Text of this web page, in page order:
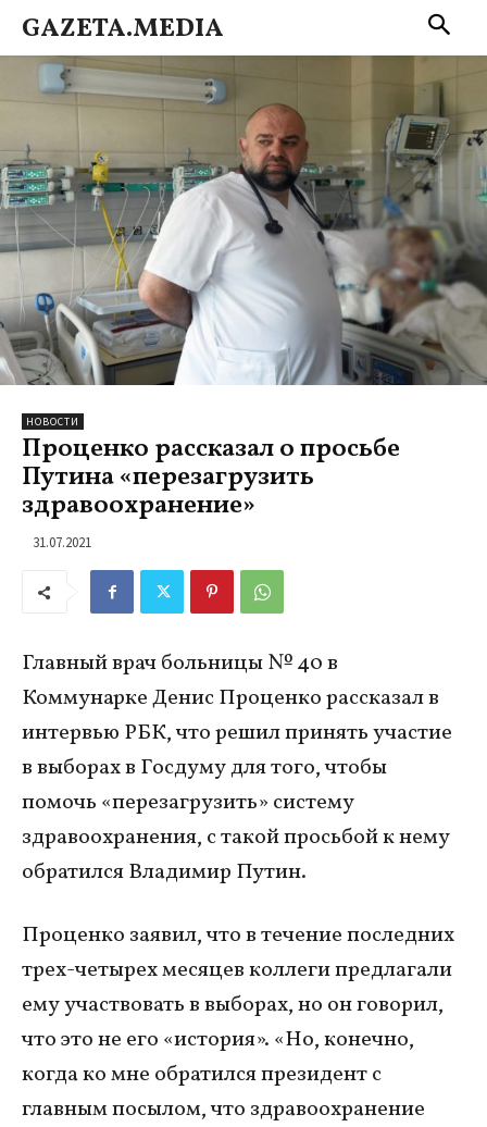
GAZETA.MEDIA
НОВОСТИ
Проценко рассказал о просьбе
Путина «перезагрузить
здравоохранение»
31.07.2021
Главный врач больницы № 40 в
Коммунарке Денис Проценко рассказал в
интервью РБК, что решил принять участие
в выборах в Госдуму для того, чтобы
помочь «перезагрузить» систему
здравоохранения, с такой просьбой к нему
обратился Владимир Путин.
Проценко заявил, что в течение последних
трех-четырех месяцев коллеги предлагали
ему участвовать в выборах, но он говорил,
что это не его «история». «Но, конечно,
когда ко мне обратился президент с
главным посылом, что здравоохранение